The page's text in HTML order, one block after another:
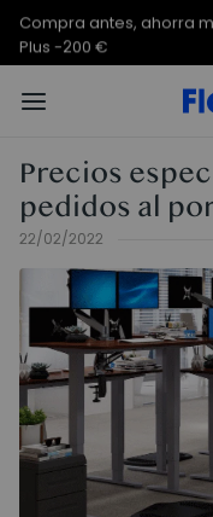
Compra antes, ahorra más
Plus -200 €
Precios
pedidos al
22/02/2022